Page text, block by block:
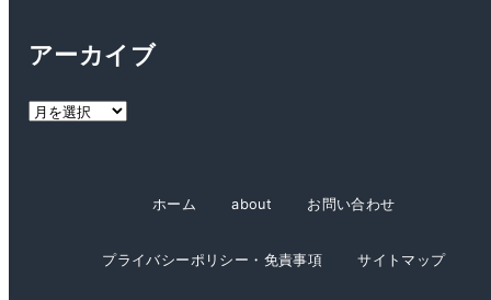
リ
アーカイブ
ア
ホーム about お問い合わせ
プライバシーポリシー・免責事項 サイトマップ